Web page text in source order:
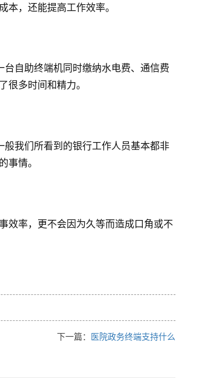
，还能提高工作效率。
自助终端机同时缴纳水电费、通信费
多时间和精力。
我们所看到的银行工作人员基本都非
事情。
效率，更不会因为久等而造成口角或不
下一篇： 医院政务终端支持什么